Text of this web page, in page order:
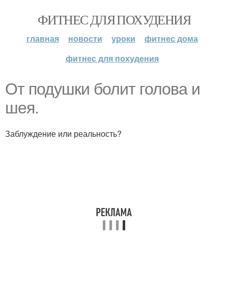
ФИТНЕС ДЛЯ ПОХУДЕНИЯ
главная новости уроки
фитнес дома
фитнес для похудения
От подушки болит голова и
шея.
Заблуждение или реальность?